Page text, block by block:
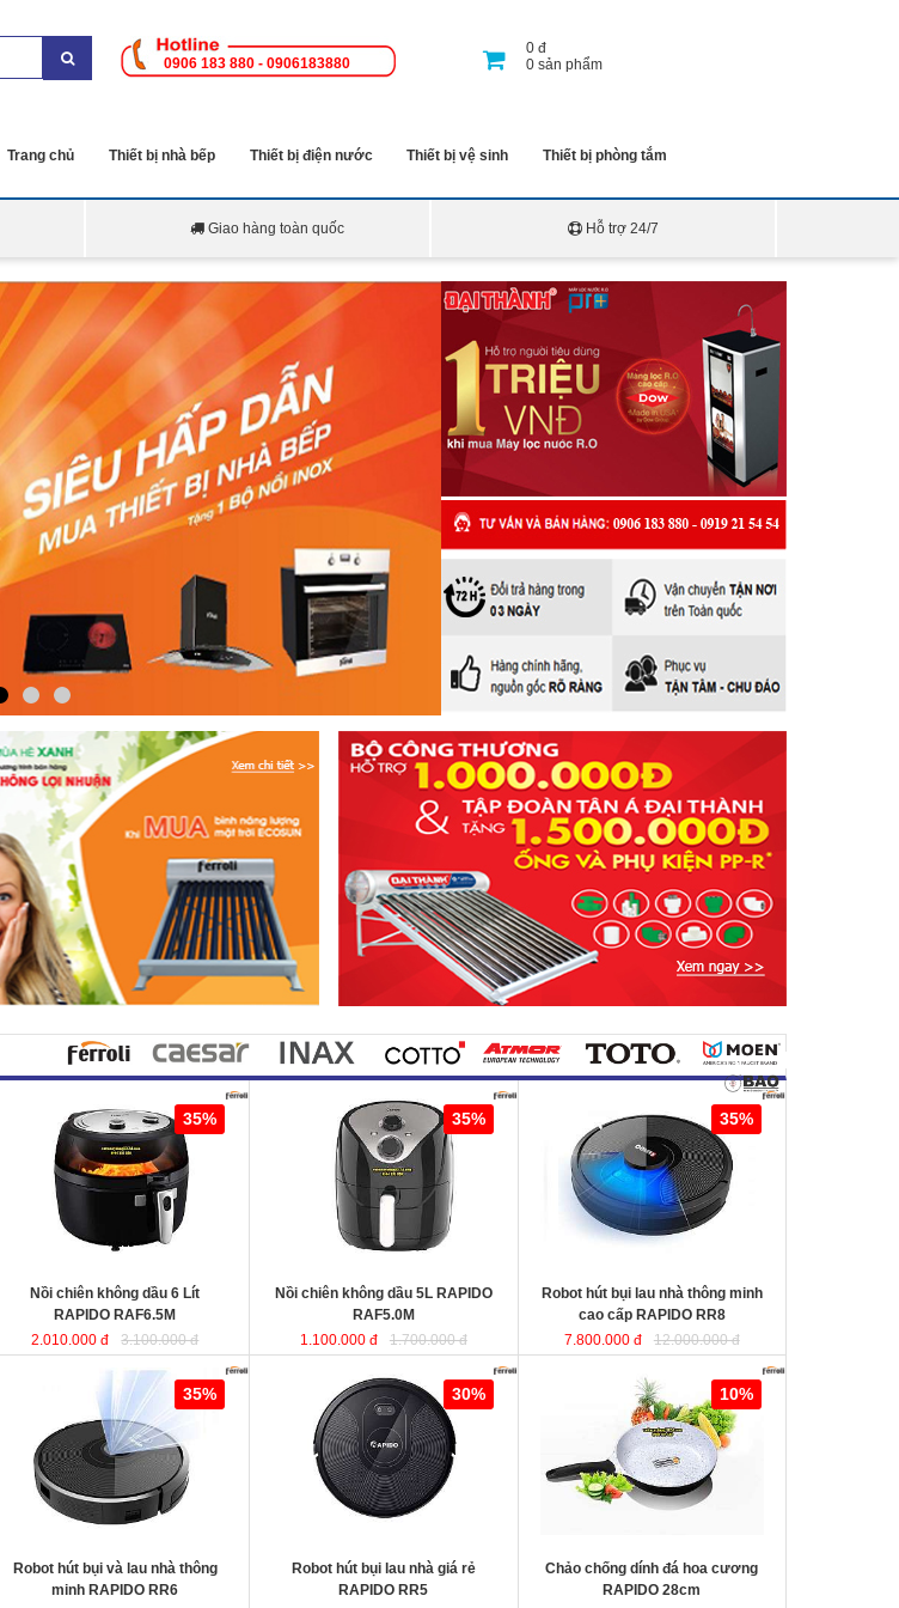
0906 183 880 - 0906183880
0đ
0sản phẩm
Trang chủ Thiết bị nhà bếp Thiết bị điện nước Thiết bị vệ sinh Thiết bị phòng tắm
Giao hàng toàn quốc Hỗ trợ 24/7
Nồi chiên không dầu 6 Lít RAPIDO
sử dụng chất liệu nhựa
ABS an toàn và bền bỉ. Ngoài ra,
lòng nồi được sản xuất từ chất liệu
thép không gỉ phủ men chống dính,
giúp cho thực phẩm không bị dính,
vỡ nát trong quá trình chiên, rán…
35%
Nồi chiên không dầu 6 Lít
RAPIDO RAF6.5M
2.010.000 đ
3.100.000 đ
Nồi chiên không dầu 5L RAPIDO
35%
Nồi chiên không dầu 5L RAPIDO
RAF5.0M
1.100.000 đ
1.700.000 đ
Robot hút bụi lau nhà thông minh
cao cấp RAPIDO RR8
35%
Robot hút bụi lau nhà thông minh
cao cấp RAPIDO RR8
7.800.000 đ
12.000.000 đ
Robot hút bụi và lau nhà thông minh
35%
Robot hút bụi và lau nhà thông
minh RAPIDO RR6
Robot hút bụi lau nhà giá rẻ
RAPIDO RR5
30%
Robot hút bụi lau nhà giá rẻ
RAPIDO RR5
Chảo chống dính đá hoa cương
chất liệu nhôm đúc
nguyên khối giữ nhiệt tốt, thiết kế
hiện đại tiết kiệt năng lượng giúp
món ăn chín đều và nhanh hơn.
10%
Chảo chống dính đá hoa cương
RAPIDO 28cm